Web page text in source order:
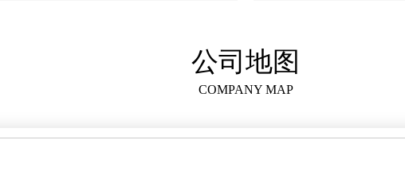
公司地图
COMPANY MAP